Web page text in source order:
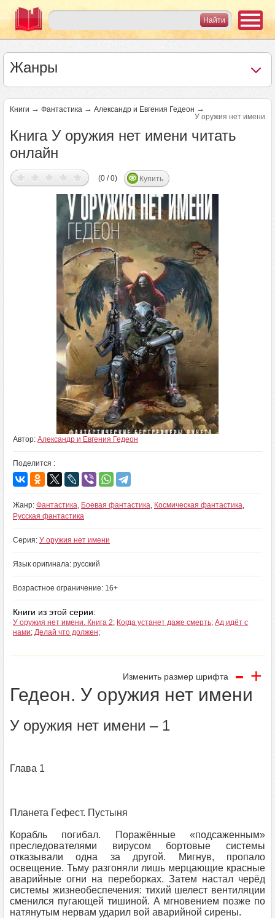
Жанры
Книги → Фантастика → Александр и Евгения Гедеон →
У оружия нет имени
Книга У оружия нет имени читать
онлайн
(0 / 0) Купить
Автор: Александр и Евгения Гедеон
Поделится :
Жанр: Фантастика, Боевая фантастика, Космическая фантастика,
Русская фантастика
Серия: У оружия нет имени
Язык оригинала: русский
Возрастное ограничение: 16+
Книги из этой серии:
У оружия нет имени. Книга 2; Когда устанет даже смерть; Ад идёт с
нами; Делай что должен;
Изменить размер шрифта - +
Гедеон. У оружия нет имени
У оружия нет имени – 1
Глава 1
Планета Гефест. Пустыня
Корабль погибал. Поражённые «подсаженным»
преследователями вирусом бортовые системы
отказывали одна за другой. Мигнув, пропало
освещение. Тьму разгоняли лишь мерцающие красные
аварийные огни на переборках. Затем настал черёд
системы жизнеобеспечения: тихий шелест вентиляции
сменился пугающей тишиной. А мгновением позже по
натянутым нервам ударил вой аварийной сирены.